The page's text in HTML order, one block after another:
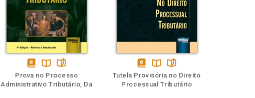
disponível
em
Disponível
na
páginas
Prova no Processo
Administrativo Tributário, Da
disponível
em
Disponível
na
páginas
Tutela Provisória no Direito
Processual Tributário